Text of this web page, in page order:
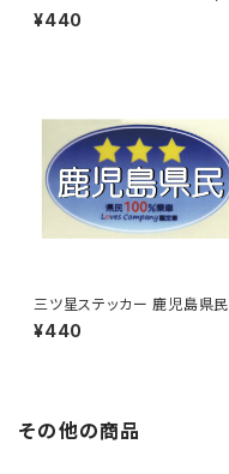
ルー)
¥440
三ツ星ステッカー 鹿児島県民
(ブルー)
¥440
その他の商品